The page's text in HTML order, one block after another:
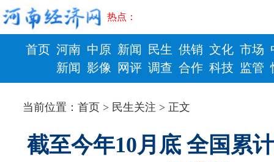
热点：
首页 河南
新闻
中原
影像
新闻
网评
民生
调查
供销
合作
文化
科技
市场
监管
财政 健康
当前位置：首页 > 民生关注 > 正文
截至今年10月底 全国累